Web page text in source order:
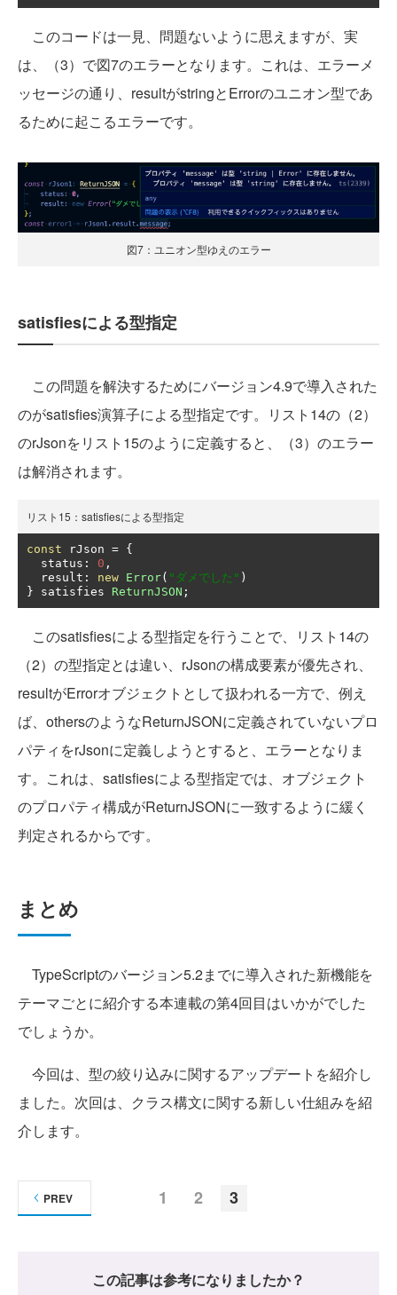
このコードは一見、問題ないように思えますが、実
は、（3）で図7のエラーとなります。これは、エラーメ
ッセージの通り、resultがstringとErrorのユニオン型であ
るために起こるエラーです。
図7：ユニオン型ゆえのエラー
satisfiesによる型指定
この問題を解決するためにバージョン4.9で導入された
のがsatisfies演算子による型指定です。リスト14の（2）
のrJsonをリスト15のように定義すると、（3）のエラー
は解消されます。
リスト15：satisfiesによる型指定
const rJson = {
  status
: 0 ,
  result
: new Error( "ダメでした" )
} satisfies ReturnJSON ;
このsatisfiesによる型指定を行うことで、リスト14の
（2）の型指定とは違い、rJsonの構成要素が優先され、
resultがErrorオブジェクトとして扱われる一方で、例え
ば、othersのようなReturnJSONに定義されていないプロ
パティをrJsonに定義しようとすると、エラーとなりま
す。これは、satisfiesによる型指定では、オブジェクト
のプロパティ構成がReturnJSONに一致するように緩く
判定されるからです。
まとめ
TypeScriptのバージョン5.2までに導入された新機能を
テーマごとに紹介する本連載の第4回目はいかがでした
でしょうか。
今回は、型の絞り込みに関するアップデートを紹介し
ました。次回は、クラス構文に関する新しい仕組みを紹
介します。
1 2 3
PREV
この記事は参考になりましたか？